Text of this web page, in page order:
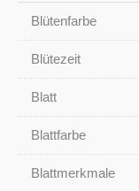
Blütenfarbe
Blütezeit
Blatt
Blattfarbe
Blattmerkmale